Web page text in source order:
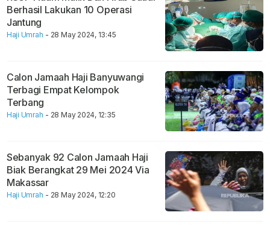
Berhasil Lakukan 10 Operasi
Jantung
Haji Umrah - 28 May 2024, 13:45
Calon Jamaah Haji Banyuwangi
Terbagi Empat Kelompok
Terbang
Haji Umrah - 28 May 2024, 12:35
Sebanyak 92 Calon Jamaah Haji
Biak Berangkat 29 Mei 2024 Via
Makassar
Haji Umrah - 28 May 2024, 12:20